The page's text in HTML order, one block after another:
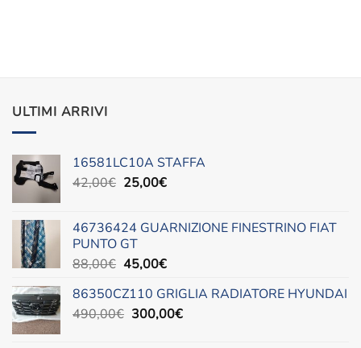
ULTIMI ARRIVI
16581LC10A STAFFA
42,00€ Il
era:
42,00€.
25,00€Il
è:
46736424 GUARNIZIONE FINESTRINO FIAT
PUNTO GT
88,00€ Il
originale
era:
45,00€Il
attuale
è:
86350CZ110 GRIGLIA RADIATORE HYUNDAI
490,00€ Il
300,00€Il